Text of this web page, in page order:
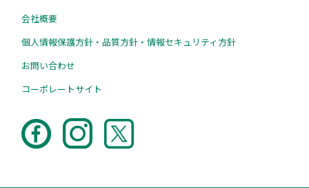
会社概要
個人情報保護方針・品質方針・情報セキュリティ方針
お問い合わせ
コーポレートサイト